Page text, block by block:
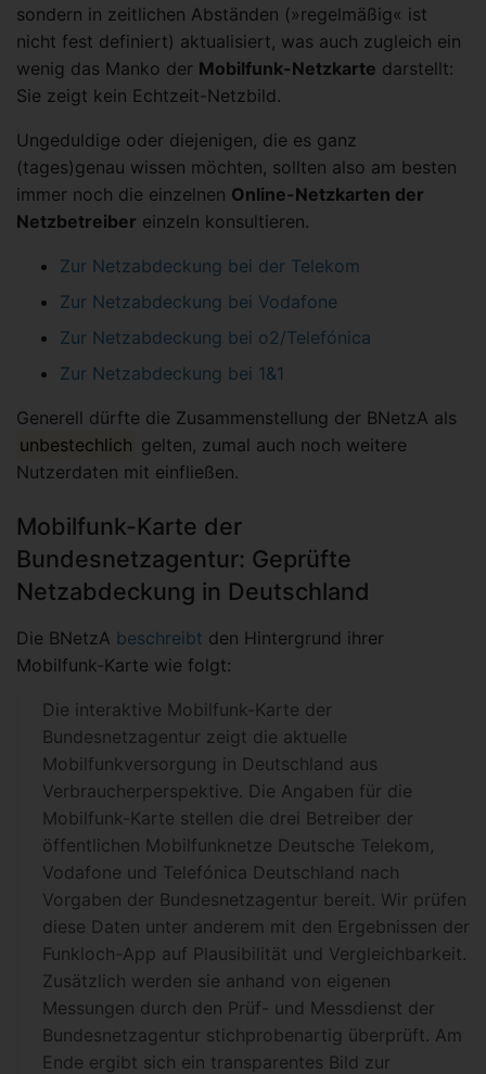
sondern in zeitlichen Abständen (»regelmäßig« ist
nicht fest definiert) aktualisiert, was auch zugleich ein
wenig das Manko der Mobilfunk-Netzkarte darstellt:
Sie zeigt kein Echtzeit-Netzbild.
Ungeduldige oder diejenigen, die es ganz
(tages)genau wissen möchten, sollten also am besten
immer noch die einzelnen Online-Netzkarten der
Netzbetreiber einzeln konsultieren.
Zur Netzabdeckung bei der Telekom
Zur Netzabdeckung bei Vodafone
Zur Netzabdeckung bei o2/Telefónica
Zur Netzabdeckung bei 1&1
Generell dürfte die Zusammenstellung der BNetzA als
unbestechlich gelten, zumal auch noch weitere
Nutzerdaten mit einfließen.
Mobilfunk-Karte der
Bundesnetzagentur: Geprüfte
Netzabdeckung in Deutschland
Die BNetzA beschreibt den Hintergrund ihrer
Mobilfunk-Karte wie folgt:
Die interaktive Mobilfunk-Karte der
Bundesnetzagentur zeigt die aktuelle
Mobilfunkversorgung in Deutschland aus
Verbraucherperspektive. Die Angaben für die
Mobilfunk-Karte stellen die drei Betreiber der
öffentlichen Mobilfunknetze Deutsche Telekom,
Vodafone und Telefónica Deutschland nach
Vorgaben der Bundesnetzagentur bereit. Wir prüfen
diese Daten unter anderem mit den Ergebnissen der
Funkloch-App auf Plausibilität und Vergleichbarkeit.
Zusätzlich werden sie anhand von eigenen
Messungen durch den Prüf- und Messdienst der
Bundesnetzagentur stichprobenartig überprüft. Am
Ende ergibt sich ein transparentes Bild zur